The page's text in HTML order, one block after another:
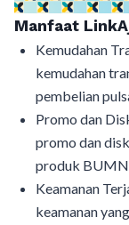
Manfaat
Kemudahan
kemudahan
pembelian
Promo dan
promo dan
produk
Keamanan
keamanan